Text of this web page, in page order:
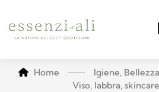
Home
Igiene,
Viso, labbra, skincare